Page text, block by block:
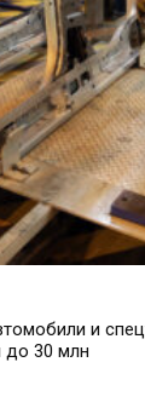
и
до 30 млн